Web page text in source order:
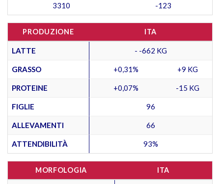
3310 -123
PRODUZIONE ITA
LATTE - -662 KG
GRASSO +0,31% +9 KG
PROTEINE +0,07% -15 KG
FIGLIE 96
ALLEVAMENTI 66
ATTENDIBILITÀ 93%
MORFOLOGIA ITA